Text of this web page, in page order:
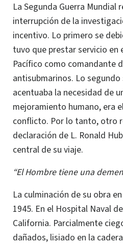
La Segunda Guerra
interrupción de la
incentivo. Lo primero se
tuvo que prestar servicio en
Pacífico como comandante
antisubmarinos. Lo
acentuaba la necesidad de
mejoramiento humano, era
conflicto. Por lo tanto, otro
declaración de L. Ronald
central de su viaje.
“El Hombre tiene una
La culminación de su obra
1945. En el Hospital Naval
California. Parcialmente
dañados, lisiado en la